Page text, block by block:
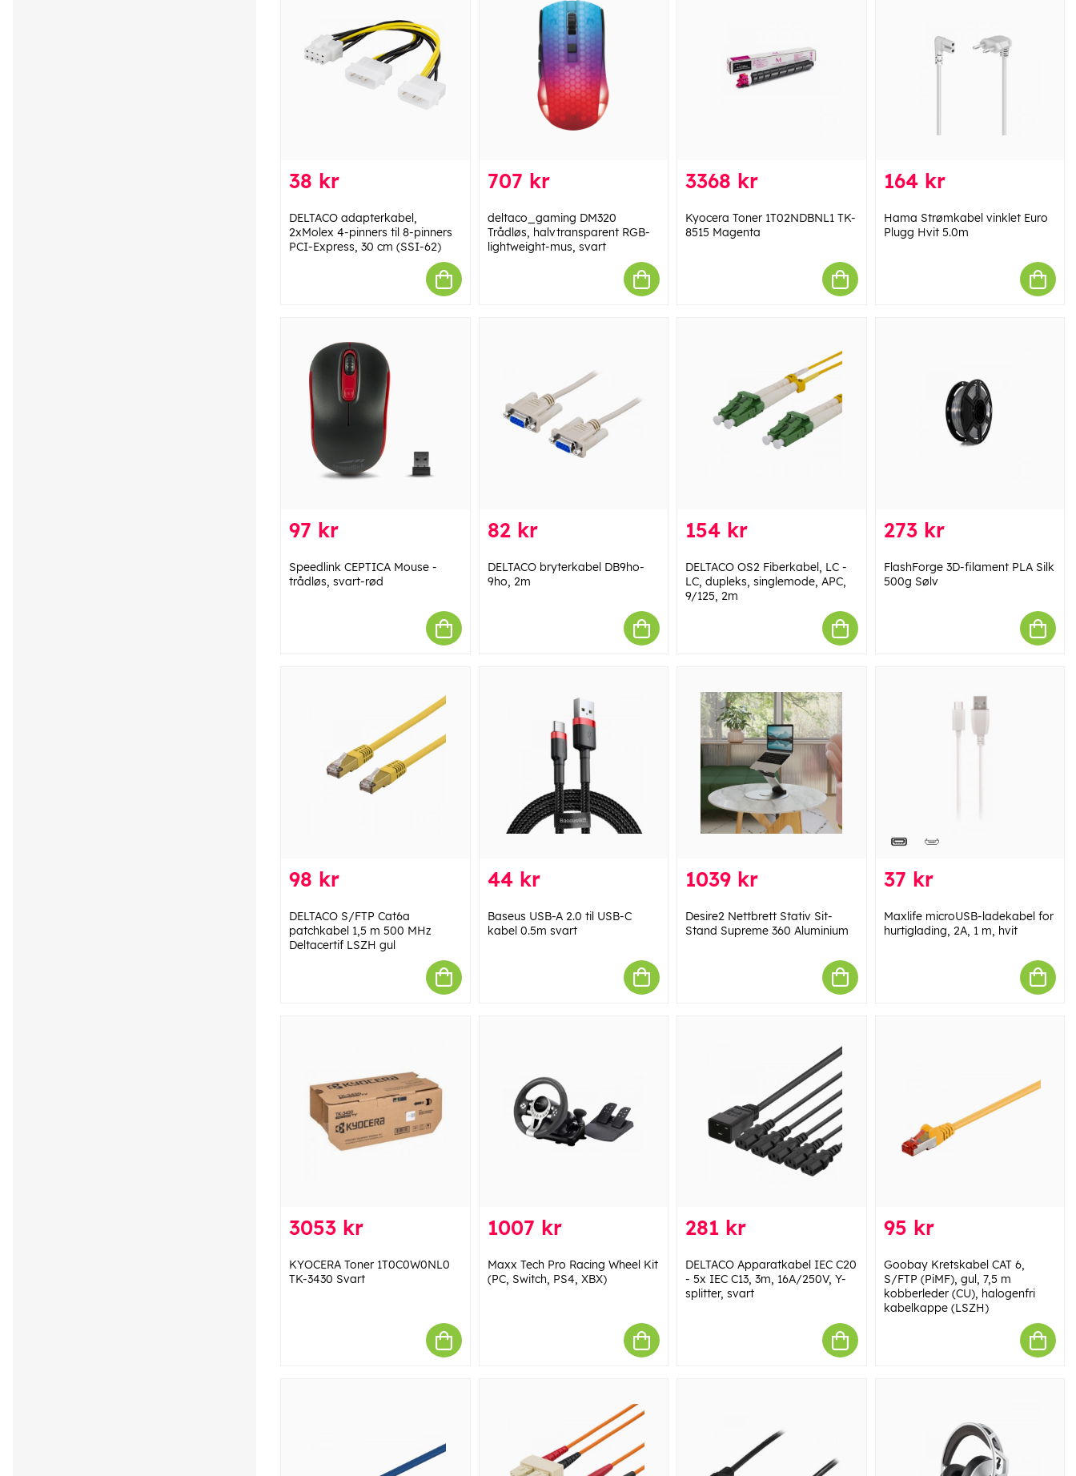
38 kr
DELTACO adapterkabel,
2xMolex 4-pinners til 8-pinners
PCI-Express, 30 cm (SSI-62)
707 kr
deltaco_gaming DM320
Trådløs, halvtransparent RGB-
lightweight-mus, svart
3368 kr
Kyocera Toner 1T02NDBNL1 TK-
8515 Magenta
164 kr
Hama Strømkabel vinklet Euro
Plugg Hvit 5.0m
97 kr
Speedlink CEPTICA Mouse -
trådløs, svart-rød
82 kr
DELTACO bryterkabel DB9ho-
9ho, 2m
154 kr
DELTACO OS2 Fiberkabel, LC -
LC, dupleks, singlemode, APC,
9/125, 2m
273 kr
FlashForge 3D-filament PLA Silk
500g Sølv
98 kr
DELTACO S/FTP Cat6a
patchkabel 1,5 m 500 MHz
Deltacertif LSZH gul
44 kr
Baseus USB-A 2.0 til USB-C
kabel 0.5m svart
1039 kr
Desire2 Nettbrett Stativ Sit-
Stand Supreme 360 Aluminium
37 kr
Maxlife microUSB-ladekabel for
hurtiglading, 2A, 1 m, hvit
3053 kr
KYOCERA Toner 1T0C0W0NL0
TK-3430 Svart
1007 kr
Maxx Tech Pro Racing Wheel Kit
(PC, Switch, PS4, XBX)
281 kr
DELTACO Apparatkabel IEC C20
- 5x IEC C13, 3m, 16A/250V, Y-
splitter, svart
95 kr
Goobay Kretskabel CAT 6,
S/FTP (PiMF), gul, 7,5 m
kobberleder (CU), halogenfri
kabelkappe (LSZH)